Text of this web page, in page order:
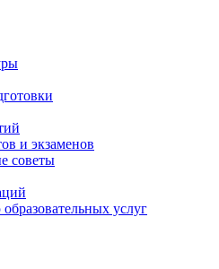
и экзаменов
советы
услуг